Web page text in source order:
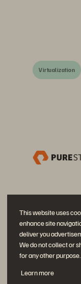
This website uses
enhance site
deliver you
We do not collect or
for any other purpose.
Learn more
Virtualization
加入討論